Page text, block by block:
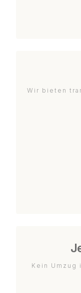
Wir bieten
Kein Umzug